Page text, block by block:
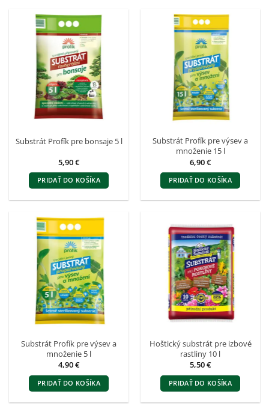
Substrát Profík pre bonsaje 5 l
5,90€
PRIDAŤ DO KOŠÍKA
Substrát Profík pre výsev a
množenie 15 l
6,90€
PRIDAŤ DO KOŠÍKA
Substrát Profík pre výsev a
množenie 5 l
4,90€
PRIDAŤ DO KOŠÍKA
Hoštický substrát pre izbové
rastliny 10 l
5,50€
PRIDAŤ DO KOŠÍKA